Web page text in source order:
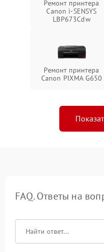
Ремонт принтера
Canon i-SENSYS
LBP673Cdw
Ремонт принтера
Canon PIXMA G650
FAQ. Ответы на